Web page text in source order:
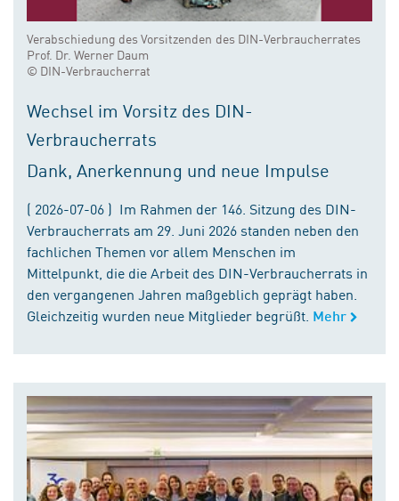
Verabschiedung des Vorsitzenden des DIN-Verbraucherrates
Prof. Dr. Werner Daum
© DIN-Verbraucherrat
Wechsel im Vorsitz des DIN-
Verbraucherrats
Dank, Anerkennung und neue Impulse
( 2026-07-06 ) Im Rahmen der 146. Sitzung des DIN-
Verbraucherrats am 29. Juni 2026 standen neben den
fachlichen Themen vor allem Menschen im
Mittelpunkt, die die Arbeit des DIN-Verbraucherrats in
den vergangenen Jahren maßgeblich geprägt haben.
Gleichzeitig wurden neue Mitglieder begrüßt. Mehr